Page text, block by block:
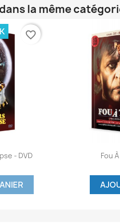
la même
- DVD
favorite_border

Fou